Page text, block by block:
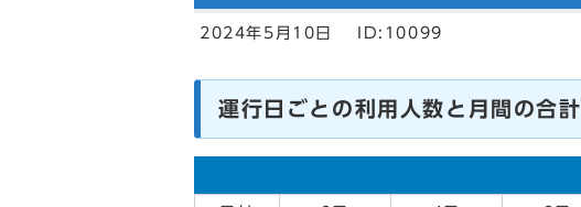
2024年5月10日 ID:10099
運行日ごとの利用人数と月間の合計